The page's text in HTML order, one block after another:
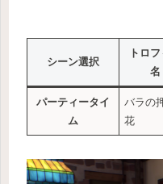
シーン選択
トロ
名
パーティータイ
ム
バラの
花